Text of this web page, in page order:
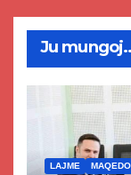
Ju
LAJME